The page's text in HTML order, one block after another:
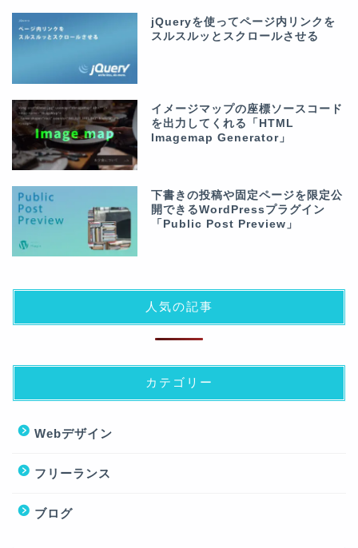
jQueryを使ってページ内リンクを
スルスルッとスクロールさせる
イメージマップの座標ソースコード
を出力してくれる「HTML
Imagemap Generator」
下書きの投稿や固定ページを限定公
開できるWordPressプラグイン
「Public Post Preview」
人気の記事
カテゴリー
Webデザイン
フリーランス
ブログ